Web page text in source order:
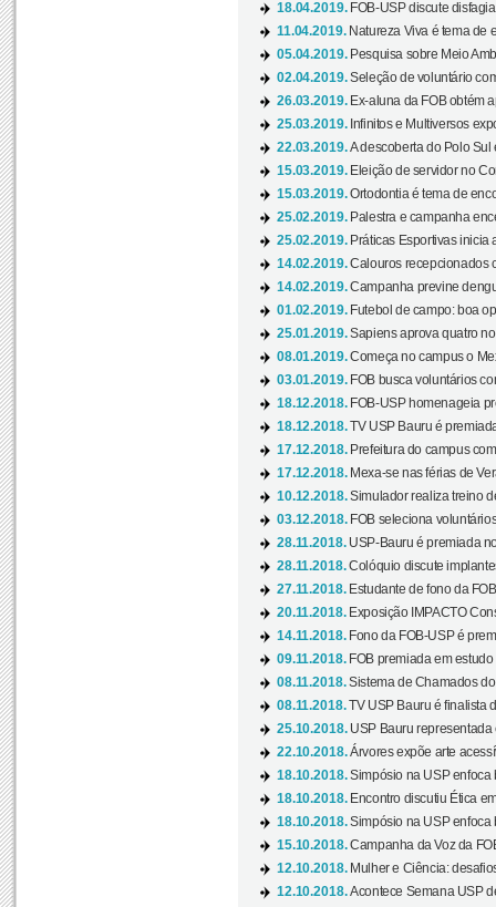
18.04.2019. FOB-USP discute
11.04.2019. Natureza Viva é tema de
05.04.2019. Pesquisa sobre Meio
02.04.2019.Seleção de voluntário
26.03.2019. Ex-aluna da FOB obtém
25.03.2019. Infinitos e Multiversos
22.03.2019.A descoberta do Polo Sul
15.03.2019. Eleição de servidor no
15.03.2019.Ortodontia é tema de
25.02.2019. Palestra e campanha
25.02.2019. Práticas Esportivas inicia
14.02.2019.Calouros recepcionados
14.02.2019.Campanha previne
01.02.2019. Futebol de campo: boa
25.01.2019.Sapiens aprova quatro
08.01.2019.Começa no campus o
03.01.2019. FOB busca voluntários
18.12.2018. FOB-USP homenageia
18.12.2018.TV USP Bauru é
17.12.2018. Prefeitura do campus
17.12.2018. Mexa-se nas férias de
10.12.2018.Simulador realiza treino
03.12.2018. FOB seleciona
28.11.2018. USP-Bauru é premiada
28.11.2018.Colóquio discute
27.11.2018. Estudante de fono da
20.11.2018. Exposição IMPACTO
14.11.2018. Fono da FOB-USP é
09.11.2018. FOB premiada em estudo
08.11.2018.Sistema de Chamados
08.11.2018.TV USP Bauru é finalista
25.10.2018. USP Bauru representada
22.10.2018.Árvores expõe arte
18.10.2018.Simpósio na USP enfoca
18.10.2018. Encontro discutiu Ética
18.10.2018.Simpósio na USP enfoca
15.10.2018.Campanha da Voz da
12.10.2018. Mulher e Ciência:
12.10.2018.Acontece Semana USP